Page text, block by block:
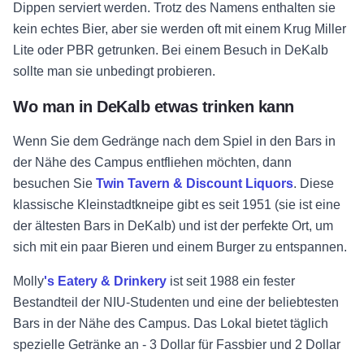
Dippen serviert werden. Trotz des Namens enthalten sie
kein echtes Bier, aber sie werden oft mit einem Krug Miller
Lite oder PBR getrunken. Bei einem Besuch in DeKalb
sollte man sie unbedingt probieren.
Wo man in DeKalb etwas trinken kann
Wenn Sie dem Gedränge nach dem Spiel in den Bars in
der Nähe des Campus entfliehen möchten, dann
besuchen Sie Twin Tavern & Discount Liquors. Diese
klassische Kleinstadtkneipe gibt es seit 1951 (sie ist eine
der ältesten Bars in DeKalb) und ist der perfekte Ort, um
sich mit ein paar Bieren und einem Burger zu entspannen.
Molly's Eatery & Drinkery ist seit 1988 ein fester
Bestandteil der NIU-Studenten und eine der beliebtesten
Bars in der Nähe des Campus. Das Lokal bietet täglich
spezielle Getränke an - 3 Dollar für Fassbier und 2 Dollar